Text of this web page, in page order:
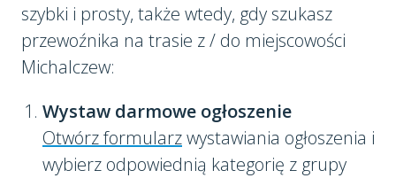
szybki i prosty, także wtedy, gdy szukasz
przewoźnika na trasie z / do miejscowości
Michalczew:
Wystaw darmowe ogłoszenie
Otwórz formularzwystawiania ogłoszenia i
wybierz odpowiednią kategorię z grupy